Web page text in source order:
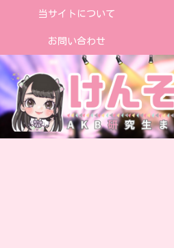
当サイトについて
お問い合わせ